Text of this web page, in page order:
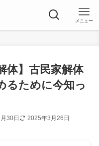
メニュー
体】古民家解体
るために今知っ
30日 2025年3月26日